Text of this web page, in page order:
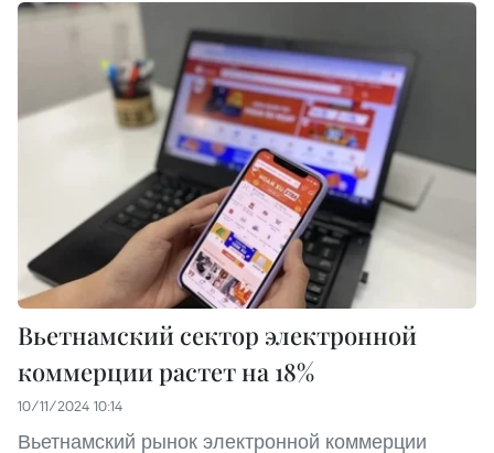
Вьетнамский сектор электронной
коммерции растет на 18%
10/11/2024 10:14
Вьетнамский рынок электронной коммерции